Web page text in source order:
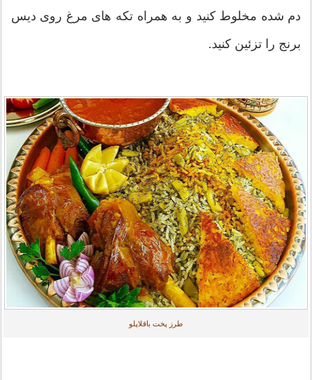
دم شده مخلوط کنید و به همراه تکه های مرغ روی دیس
برنج را تزئین کنید.
طرز پخت باقلاپلو